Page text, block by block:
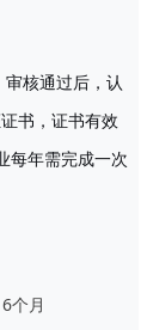
审核通过后，认
书，证书有效
每年需完成一次
个月